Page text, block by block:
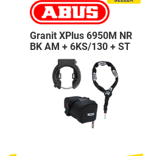
Granit XPlus 6950M NR
BK AM + 6KS/130 + ST